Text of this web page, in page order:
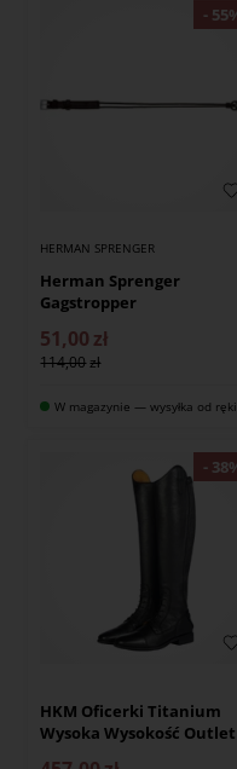
HERMAN SPRENGER
Herman Sprenger
Gagstropper
51,00 zł
114,00
W magazynie — wysyłka od ręki
HKM Oficerki Titanium
Wysoka Wysokość Outlet